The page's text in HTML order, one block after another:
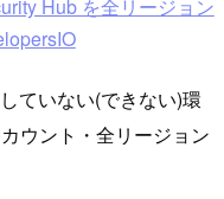
Hub を全リージョン
ていない(できない)環
ウント・全リージョン